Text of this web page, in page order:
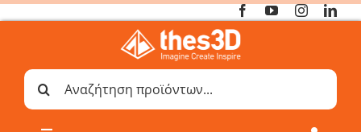
Μετάβαση
Αναζήτηση
για:
Default Order